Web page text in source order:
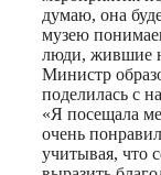
думаю, она
музею
люди, жившие
Министр
поделилась с
«Я посещала
очень
учитывая, что